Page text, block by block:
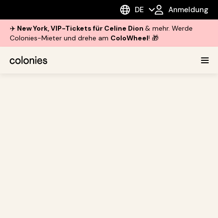
DE Anmeldung
✈️ New York, VIP-Tickets für Celine Dion & mehr. Werde
Colonies-Mieter und drehe am ColoWheel! 🎁